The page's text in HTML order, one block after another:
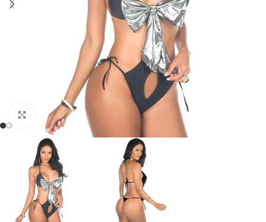
Clique para ampliar